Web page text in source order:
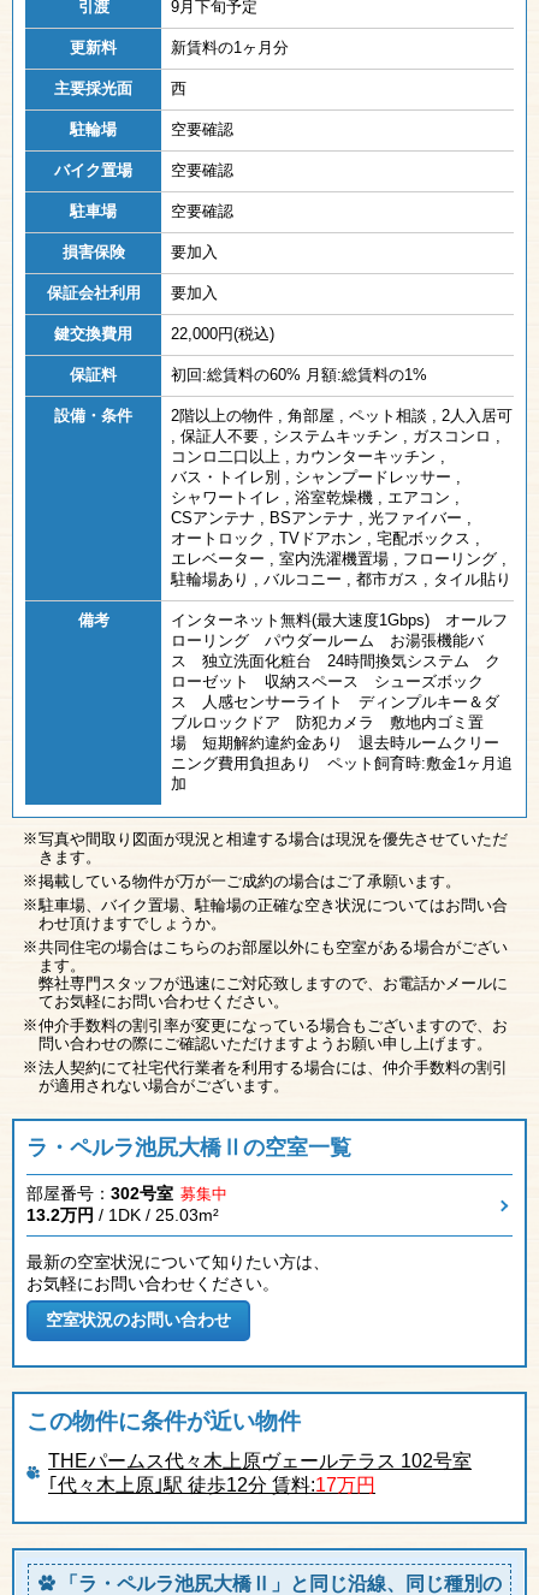
引渡 9月下旬予定
更新料 新賃料の1ヶ月分
主要採光面 西
駐輪場 空要確認
バイク置場 空要確認
駐車場 空要確認
損害保険 要加入
保証会社利用 要加入
鍵交換費用 22,000円(税込)
保証料 初回:総賃料の60% 月額:総賃料の1%
設備・条件 2階以上の物件 , 角部屋 , ペット相談 , 2人入居可
, 保証人不要 , システムキッチン , ガスコンロ ,
コンロ二口以上 , カウンターキッチン ,
バス・トイレ別 , シャンプードレッサー ,
シャワートイレ , 浴室乾燥機 , エアコン ,
CSアンテナ , BSアンテナ , 光ファイバー ,
オートロック , TVドアホン , 宅配ボックス ,
エレベーター , 室内洗濯機置場 , フローリング ,
駐輪場あり , バルコニー , 都市ガス , タイル貼り
備考
インターネット無料(最大速度1Gbps) オールフ
ローリング パウダールーム お湯張機能バ
ス 独立洗面化粧台 24時間換気システム ク
ローゼット 収納スペース シューズボック
ス 人感センサーライト ディンプルキー＆ダ
ブルロックドア 防犯カメラ 敷地内ゴミ置
場 短期解約違約金あり 退去時ルームクリー
ニング費用負担あり ペット飼育時:敷金1ヶ月追
加
写真や間取り図面が現況と相違する場合は現況を優先させていただ
きます。
掲載している物件が万が一ご成約の場合はご了承願います。
駐車場、バイク置場、駐輪場の正確な空き状況についてはお問い合
わせ頂けますでしょうか。
共同住宅の場合はこちらのお部屋以外にも空室がある場合がござい
ます。
弊社専門スタッフが迅速にご対応致しますので、お電話かメールに
てお気軽にお問い合わせください。
仲介手数料の割引率が変更になっている場合もございますので、お
問い合わせの際にご確認いただけますようお願い申し上げます。
法人契約にて社宅代行業者を利用する場合には、仲介手数料の割引
が適用されない場合がございます。
ラ・ペルラ池尻大橋Ⅱの空室一覧
部屋番号： 302号室 募集中
13.2万円 / 1DK / 25.03m²
最新の空室状況について知りたい方は、
お気軽にお問い合わせください。
この物件に条件が近い物件
THEパームス代々木上原ヴェールテラス 102号室
｢代々木上原｣駅 徒歩12分 賃料:17万円
「ラ・ペルラ池尻大橋Ⅱ」と同じ沿線、同じ種別の